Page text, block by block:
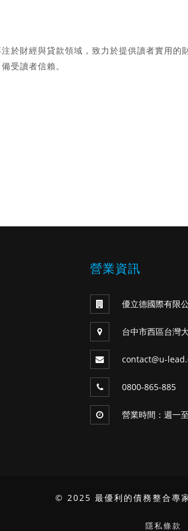
於財經與貸款領域，致力於提供讀者實用的
受讀者信賴。
營業資訊
優立德國際有限
台中市西區台灣
contact@u-
0800-865-885
營業時間：週一
© 2025 最優利的債務整合
隱私條款